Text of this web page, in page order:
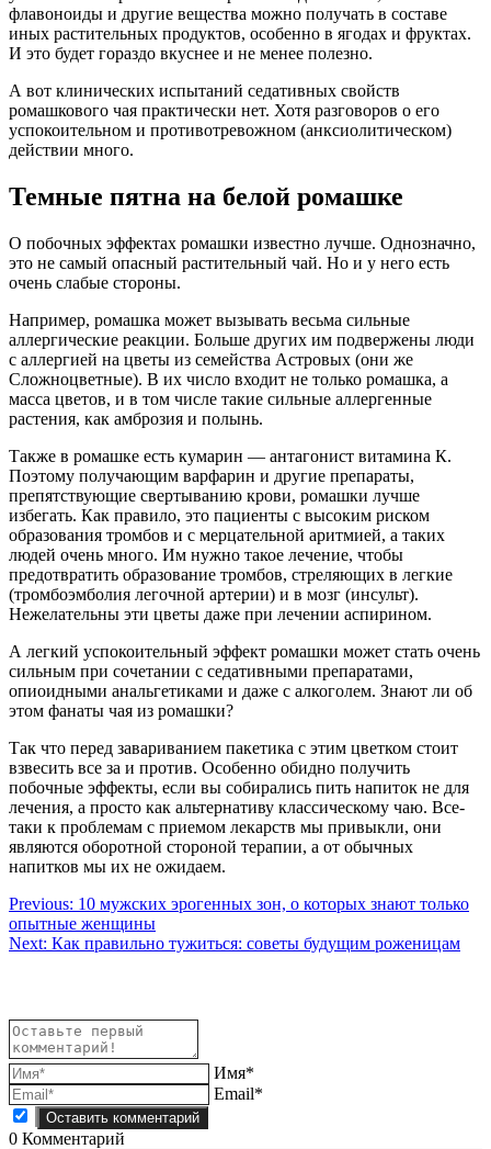
флавоноиды и другие вещества можно получать в составе
иных растительных продуктов, особенно в ягодах и фруктах.
И это будет гораздо вкуснее и не менее полезно.
А вот клинических испытаний седативных свойств
ромашкового чая практически нет. Хотя разговоров о его
успокоительном и противотревожном (анксиолитическом)
действии много.
Темные пятна на белой ромашке
О побочных эффектах ромашки известно лучше. Однозначно,
это не самый опасный растительный чай. Но и у него есть
очень слабые стороны.
Например, ромашка может вызывать весьма сильные
аллергические реакции. Больше других им подвержены люди
с аллергией на цветы из семейства Астровых (они же
Сложноцветные). В их число входит не только ромашка, а
масса цветов, и в том числе такие сильные аллергенные
растения, как амброзия и полынь.
Также в ромашке есть кумарин — антагонист витамина К.
Поэтому получающим варфарин и другие препараты,
препятствующие свертыванию крови, ромашки лучше
избегать. Как правило, это пациенты с высоким риском
образования тромбов и с мерцательной аритмией, а таких
людей очень много. Им нужно такое лечение, чтобы
предотвратить образование тромбов, стреляющих в легкие
(тромбоэмболия легочной артерии) и в мозг (инсульт).
Нежелательны эти цветы даже при лечении аспирином.
А легкий успокоительный эффект ромашки может стать очень
сильным при сочетании с седативными препаратами,
опиоидными анальгетиками и даже с алкоголем. Знают ли об
этом фанаты чая из ромашки?
Так что перед завариванием пакетика с этим цветком стоит
взвесить все за и против. Особенно обидно получить
побочные эффекты, если вы собирались пить напиток не для
лечения, а просто как альтернативу классическому чаю. Все-
таки к проблемам с приемом лекарств мы привыкли, они
являются оборотной стороной терапии, а от обычных
напитков мы их не ожидаем.
Навигация
по
Previous: 10 мужских эрогенных зон, о которых знают только
опытные женщины
Next: Как правильно тужиться: советы будущим роженицам
Имя*
Email*
0 Комментарий